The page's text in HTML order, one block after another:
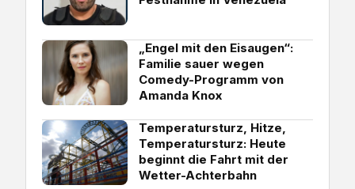
„Engel mit den Eisaugen“:
Familie sauer wegen
Comedy-Programm von
Amanda Knox
Temperatursturz, Hitze,
Temperatursturz: Heute
beginnt die Fahrt mit der
Wetter-Achterbahn